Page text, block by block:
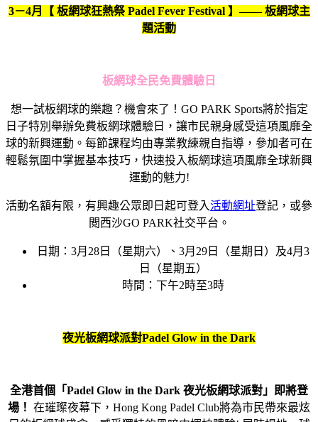
3－4月【 板網球狂熱祭 Padel Fever Festival 】—— 板網球主
題活動
板網球全民免費體驗日
想一試板網球的樂趣？機會來了！GO PARK Sports將於指定
日子特別舉辦免費板網球體驗日，讓市民親身感受這項風靡全
球的新興運動。每節課程均由專業教練親自指導，參加者可在
輕鬆氛圍中掌握基本技巧，快速投入板網球這項風靡全球新興
運動的魅力!
活動名額有限，有興趣公眾即日起可登入活動網址登記，或參
閲西沙GO PARK社交平台。
日期：3月28日（星期六）、3月29日（星期日）及4月3
日（星期五）
時間：下午2時至3時
夜光板網球派對Padel Glow in the Dark
全港首個「Padel Glow in the Dark 夜光板網球派對」即將登
場！ 在璀璨夜幕下，Hong Kong Padel Club將為市民帶來最炫